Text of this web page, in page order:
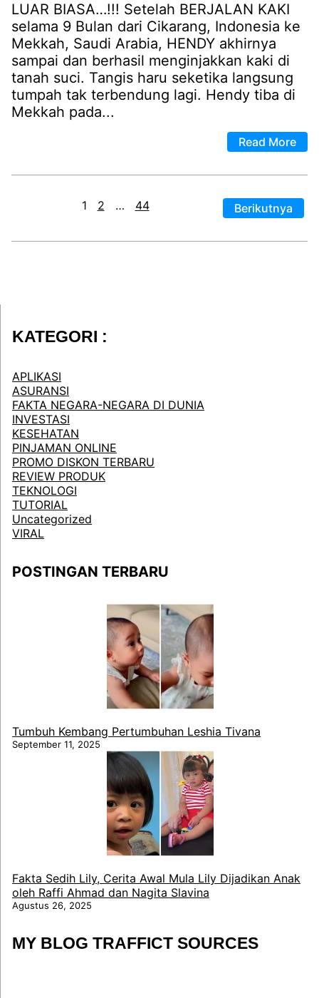
LUAR BIASA…!!! Setelah BERJALAN KAKI
selama 9 Bulan dari Cikarang, Indonesia ke
Mekkah, Saudi Arabia, HENDY akhirnya
sampai dan berhasil menginjakkan kaki di
tanah suci. Tangis haru seketika langsung
tumpah tak terbendung lagi. Hendy tiba di
Mekkah pada...
Read More
1 2 … 44 Berikutnya
KATEGORI :
APLIKASI
ASURANSI
FAKTA NEGARA-NEGARA DI DUNIA
INVESTASI
KESEHATAN
PINJAMAN ONLINE
PROMO DISKON TERBARU
REVIEW PRODUK
TEKNOLOGI
TUTORIAL
Uncategorized
VIRAL
POSTINGAN TERBARU
Tumbuh Kembang Pertumbuhan Leshia Tivana
September 11, 2025
Fakta Sedih Lily, Cerita Awal Mula Lily Dijadikan Anak
oleh Raffi Ahmad dan Nagita Slavina
Agustus 26, 2025
MY BLOG TRAFFICT SOURCES